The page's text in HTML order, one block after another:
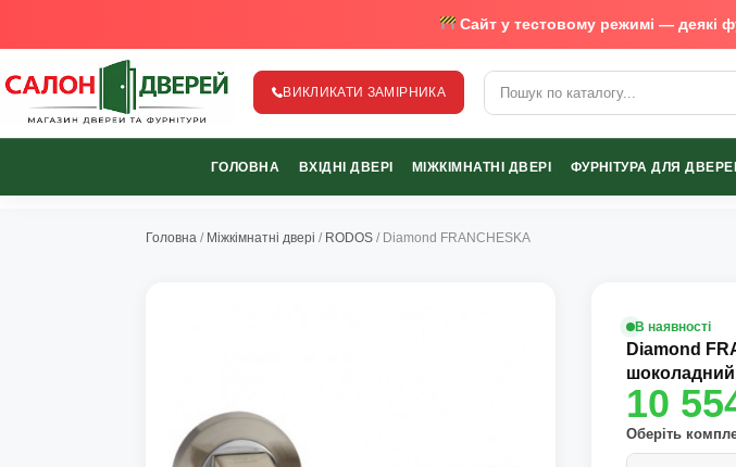
Сайт у тестовому режимі — деякі
salon-dverey.com.ua - великий каталог дверей від найкращих виробників
ВИКЛИКАТИ ЗАМІРНИКА
067-489-58-29
ГОЛОВНА ВХІДНІ ДВЕРІ МІЖКІМНАТНІ ДВЕРІ ФУРНІТУРА ДЛЯ
Головна / Міжкімнатні двері / RODOS / Diamond FRANCHESKA
В наявності
Diamond
шоколадний
10
Оберіть